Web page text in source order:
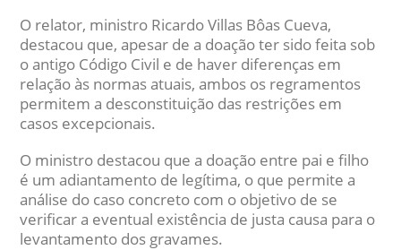
O relator, ministro Ricardo Villas Bôas Cueva,
destacou que, apesar de a doação ter sido feita sob
o antigo Código Civil e de haver diferenças em
relação às normas atuais, ambos os regramentos
permitem a desconstituição das restrições em
casos excepcionais.
O ministro destacou que a doação entre pai e filho
é um adiantamento de legítima, o que permite a
análise do caso concreto com o objetivo de se
verificar a eventual existência de justa causa para o
levantamento dos gravames.